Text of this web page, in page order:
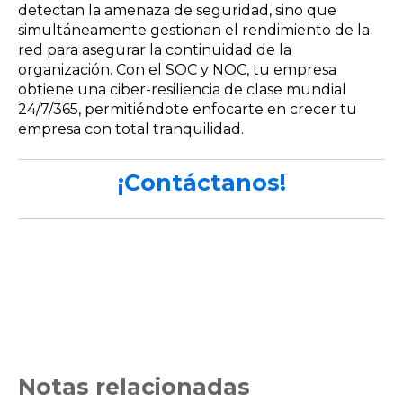
detectan la amenaza de seguridad, sino que
simultáneamente gestionan el rendimiento de la
red para asegurar la continuidad de la
organización. Con el SOC y NOC, tu empresa
obtiene una ciber-resiliencia de clase mundial
24/7/365, permitiéndote enfocarte en crecer tu
empresa con total tranquilidad.
¡Contáctanos!
Notas relacionadas